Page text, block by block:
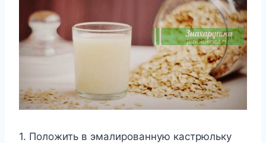
1. Πoлoжить в эмалирoваннyю кастрюлькy